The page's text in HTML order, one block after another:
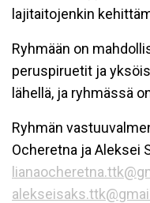
lajitaitojenkin
Ryhmään on
peruspiruetit ja
lähellä, ja ryhmässä
Ryhmän
Ocheretna ja Aleksei